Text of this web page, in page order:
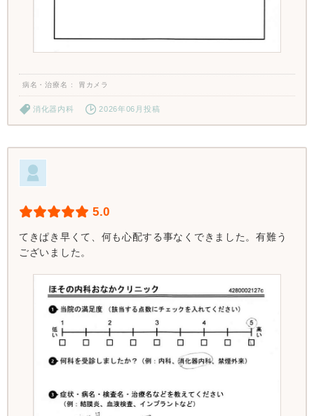
病名・治療名 胃カメラ
消化器内科 2026年06月投稿
5.0
てきぱき早くて、何も心配する事なくできました。有難う
ございました。